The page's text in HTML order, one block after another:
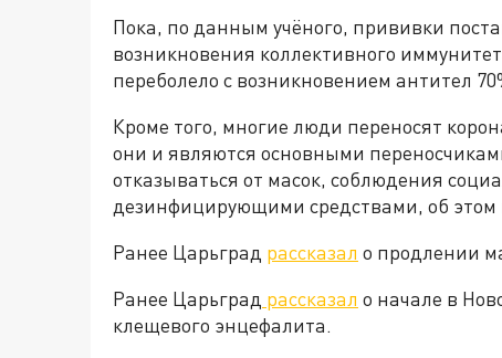
Пока, по данным учёного, прививки
возникновения коллективного
переболело с возникновением антител
Кроме того, многие люди переносят
они и являются основными
отказываться от масок, соблюдения
дезинфицирующими средствами, об этом
Ранее Царьград рассказал о продлении
Ранее Царьград рассказал о начале в
клещевого энцефалита.